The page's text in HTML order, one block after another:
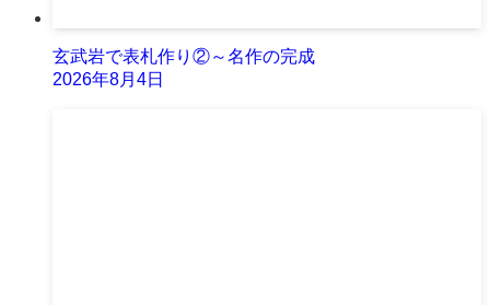
玄武岩で表札作り②～名作の完成
2026年8月4日